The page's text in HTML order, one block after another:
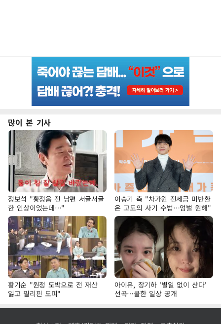
많이 본 기사
정보석 "황정음 전 남편 서글서글
한 인상이었는데…"
이승기 측 "차가원 전세금 미반환
은 고도의 사기 수법…엄벌 원해"
황기순 "원정 도박으로 전 재산
잃고 필리핀 도피"
아이유, 장기하 '별일 없이 산다'
선곡…쿨한 일상 공개